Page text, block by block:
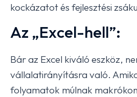
kockázatot és fejlesztési
Az „Excel-hell”:
Bár az Excel kiváló eszköz,
vállalatirányításra való.
folyamatok múlnak